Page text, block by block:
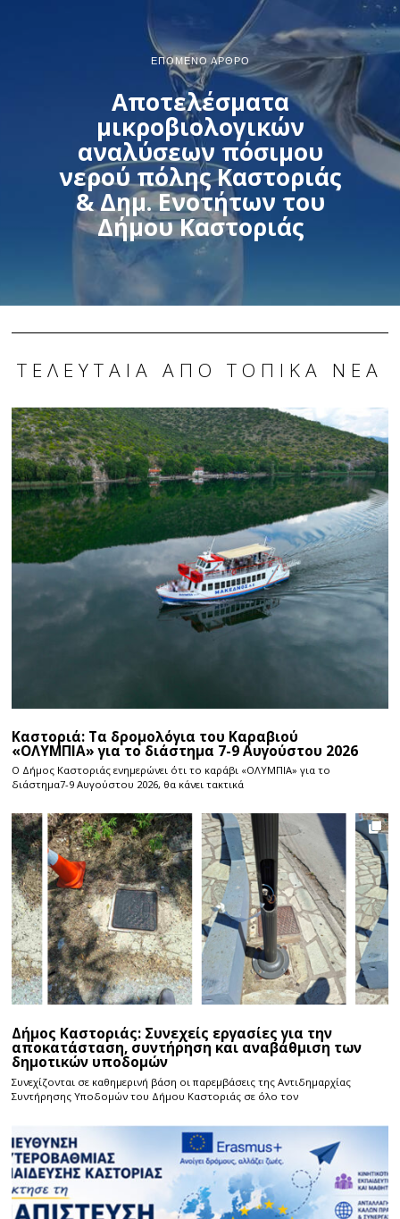
ΕΠΌΜΕΝΟ ΆΡΘΡΟ
Αποτελέσματα
μικροβιολογικών
αναλύσεων πόσιμου
νερού πόλης Καστοριάς
& Δημ. Ενοτήτων του
Δήμου Καστοριάς
ΤΕΛΕΥΤΑΊΑ ΑΠΌ ΤΟΠΙΚΆ ΝΈΑ
Καστοριά: Τα δρομολόγια του Καραβιού
«ΟΛΥΜΠΙΑ» για το διάστημα 7-9 Αυγούστου 2026
Ο Δήμος Καστοριάς ενημερώνει ότι το καράβι «ΟΛΥΜΠΙΑ» για το
διάστημα7-9 Αυγούστου 2026, θα κάνει τακτικά
Δήμος Καστοριάς: Συνεχείς εργασίες για την
αποκατάσταση, συντήρηση και αναβάθμιση των
δημοτικών υποδομών
Συνεχίζονται σε καθημερινή βάση οι παρεμβάσεις της Αντιδημαρχίας
Συντήρησης Υποδομών του Δήμου Καστοριάς σε όλο τον